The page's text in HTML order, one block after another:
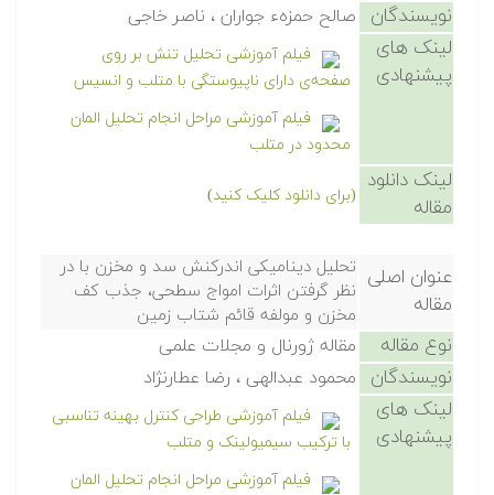
نویسندگان صالح حمزهء جواران ، ناصر خاجی
لینک های
پیشنهادی
فیلم آموزشی تحلیل تنش بر روی
صفحه‌ی دارای ناپیوستگی با متلب و انسیس
فیلم آموزشی مراحل انجام تحلیل المان
محدود در متلب
لینک دانلود
مقاله
(برای دانلود کلیک کنید)
عنوان اصلی
مقاله
تحلیل دینامیکی اندرکنش سد و مخزن با در
نظر گرفتن اثرات امواج سطحی، جذب کف
مخزن و مولفه قائم شتاب زمین
نوع مقاله مقاله ژورنال و مجلات علمی
نویسندگان محمود عبدالهی ، رضا عطارنژاد
لینک های
پیشنهادی
فیلم آموزشی طراحی کنترل بهینه تناسبی
با ترکیب سیمیولینک و متلب
فیلم آموزشی مراحل انجام تحلیل المان